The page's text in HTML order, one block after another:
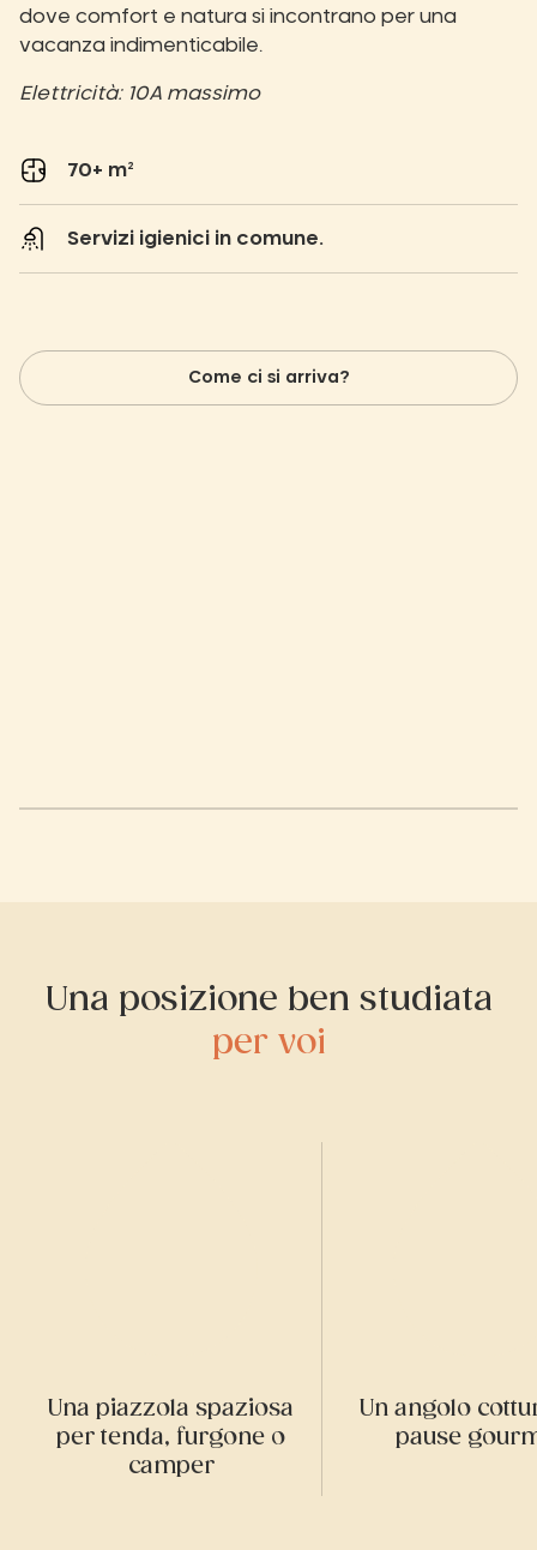
dove comfort e natura si incontrano per una
vacanza indimenticabile.
Elettricità: 10A massimo
70+ m²
Servizi igienici in comune.
Come ci si arriva?
Una posizione ben studiata
per voi
Una piazzola spaziosa
per tenda, furgone o
camper
Un angolo
pause